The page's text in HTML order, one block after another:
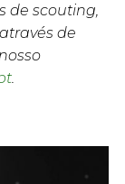
de scouting,
de
.